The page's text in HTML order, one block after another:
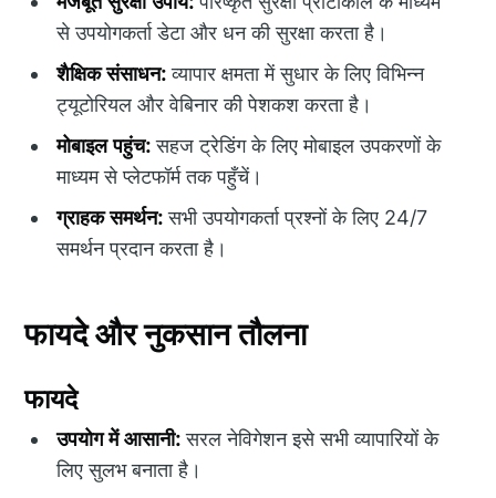
से उपयोगकर्ता डेटा और धन की सुरक्षा करता है।
शैक्षिक संसाधन:व्यापार क्षमता में सुधार के लिए विभिन्न
ट्यूटोरियल और वेबिनार की पेशकश करता है।
मोबाइल पहुंच:सहज ट्रेडिंग के लिए मोबाइल उपकरणों के
माध्यम से प्लेटफॉर्म तक पहुँचें।
ग्राहक समर्थन:सभी उपयोगकर्ता प्रश्नों के लिए 24/7
समर्थन प्रदान करता है।
फायदे और नुकसान तौलना
फायदे
उपयोग में आसानी:सरल नेविगेशन इसे सभी व्यापारियों के
लिए सुलभ बनाता है।